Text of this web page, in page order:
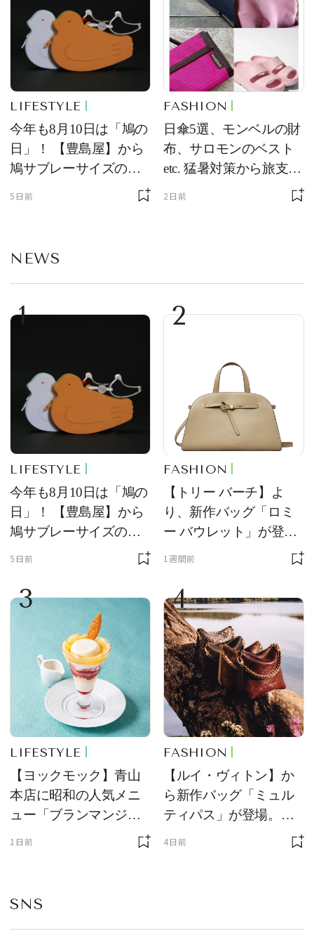
LIFESTYLE
今年も8月10日は「鳩の
日」！ 【豊島屋】から
鳩サブレーサイズのポ
ーチ「はとっこ」を限
5日前
FASHION
日傘5選、モンベルの財
布、サロモンのベスト
etc. 猛暑対策から旅支度
まで！ ｜今週の人気記
2日前
NEWS
1
LIFESTYLE
今年も8月10日は「鳩の
日」！ 【豊島屋】から
鳩サブレーサイズのポ
ーチ「はとっこ」を限
5日前
2
FASHION
【トリー バーチ】よ
り、新作バッグ「ロミ
ー バウレット」が登
場！ デザイン性と収納
1週間前
3
LIFESTYLE
【ヨックモック】青山
本店に昭和の人気メニ
ュー「ブランマンジ
ェ」「ダックワーズ」
1日前
4
FASHION
【ルイ・ヴィトン】か
ら新作バッグ「ミュル
ティパス」が登場。ミ
ニサイズもラインナッ
4日前
SNS